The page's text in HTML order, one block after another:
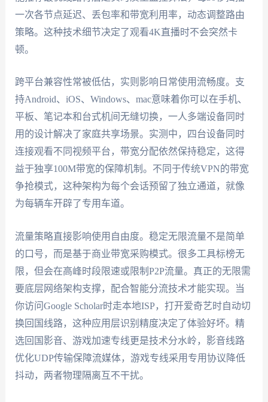
一次各节点延迟、丢包率和带宽利用率，动态调整路由
策略。这种技术细节决定了观看4K直播时不会突然卡
顿。
跨平台兼容性常被低估，实则影响日常使用流畅度。支
持Android、iOS、Windows、mac意味着你可以在手机、
平板、笔记本和台式机间无缝切换，一人多端设备同时
用的设计解决了家庭共享场景。实测中，四台设备同时
连接观看不同视频平台，带宽分配依然保持稳定，这得
益于独享100M带宽的保障机制。不同于传统VPN的带宽
争抢模式，这种架构为每个会话预留了独立通道，就像
为每辆车开辟了专用车道。
流量策略直接影响使用自由度。稳定无限流量不是简单
的口号，而是基于商业带宽采购模式。很多工具标榜无
限，但会在高峰时段限速或限制P2P流量。真正的无限需
要底层网络架构支撑，配合智能分流技术才能实现。当
你访问Google Scholar时走本地ISP，打开爱奇艺时自动切
换回国线路，这种应用层识别精度决定了体验好坏。精
选回国影音、游戏加速专线更是技术分水岭，影音线路
优化UDP传输保障流媒体，游戏专线采用专用协议降低
抖动，两者物理隔离互不干扰。